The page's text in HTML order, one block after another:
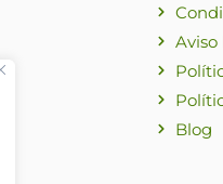
Aviso
Blog